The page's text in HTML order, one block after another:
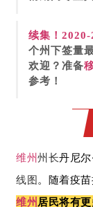
续集！ 2020-
个州下签量
欢迎？准备
参考！
维州州长丹尼
线图。随着疫苗
维州 居民将有